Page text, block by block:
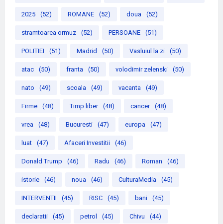
2025 (52) ROMANE (52) doua (52)
stramtoarea ormuz (52) PERSOANE (51)
POLITIEI (51) Madrid (50) Vasluiul la zi (50)
atac (50) franta (50) volodimir zelenski (50)
nato (49) scoala (49) vacanta (49)
Firme (48) Timp liber (48) cancer (48)
vrea (48) Bucuresti (47) europa (47)
luat (47) Afaceri Investitii (46)
Donald Trump (46) Radu (46) Roman (46)
istorie (46) noua (46) CulturaMedia (45)
INTERVENTII (45) RISC (45) bani (45)
declaratii (45) petrol (45) Chivu (44)